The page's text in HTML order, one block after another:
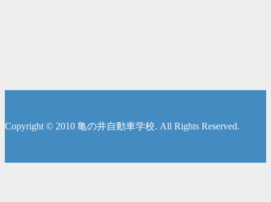
Copyright © 2010 亀の井自動車学校. All Rights Reserved.